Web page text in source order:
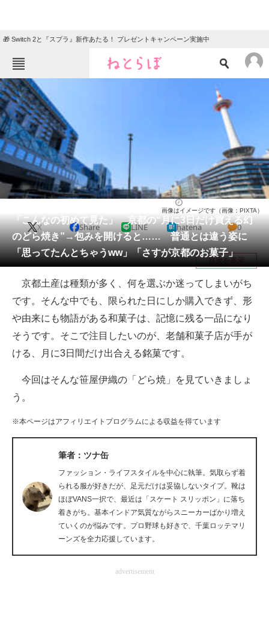
🎁 Switch 2と『スプラ』新作あたる！ プレゼントキャンペーン実施中
ねとらぼメニュー
TOP
エンタメ
グルメ
住まい
動物 リサーチ
会員記事
メディア
注目記事を集めた総合ページ
ITの今と未来を見通す
スマホと通信の最新トレンド
進化するPCとデバイスの未来
AI活用のいまが分かる
企業ITのトレンドを詳説
経営リーダーのコミュニティ
マーケ×ITの今がよく分かる
ITエンジニア向け専門サイト
企業向けIT製品の総合サイト
「こんなの初めて見た」 京都の“月に3日だけ買える幻
のどら焼き”→包みを開けると…… 普通とは違う姿に
「思ってたんとちゃうww」「さすが京都のお菓子」
画像はイメージです（画像：PIXTA）
X Share LINE hatena 0
目次を表示
京都土産は種類が多く、何を選ぶか迷ってしまいがち
です。そんな中でも、限られた日にしか購入できず、形
や由来にも物語がある和菓子は、記憶に残る一品になり
そうです。そこで注目したいのが、老舗和菓子店が手が
ける、月に3日間だけ出合える銘菓です。
今回はそんな笹屋伊織の「どら焼」を見ていきましょ
う。
※本ページはアフィリエイトプログラムによる収益を得ています
筆者：ツナ缶
ファッション・ライフスタイルを中心に執筆。気取らず着
られる服が好きだが、足元だけは妥協しないタイプ。靴は
ほぼVANS一択で、最近は「スケート スリッポン」に落ち
着きがち。基本インドア気質ながらスニーカーばかり増え
ていくのが悩みです。プロ野球も好きで、千葉ロッテマリ
ーンズを全力応援しています。
advertisement